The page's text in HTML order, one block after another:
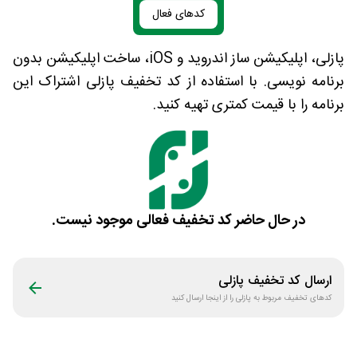
کدهای فعال
پازلی، اپلیکیشن ساز اندروید و iOS، ساخت اپلیکیشن بدون
برنامه نویسی. با استفاده از کد تخفیف پازلی اشتراک این
برنامه را با قیمت کمتری تهیه کنید.
در حال حاضر کد تخفیف فعالی موجود نیست.
ارسال کد تخفیف پازلی
کدهای تخفیف مربوط به پازلیرا از اینجا ارسال کنید